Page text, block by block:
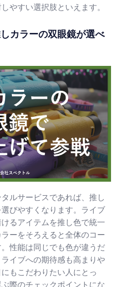
やすい選択肢といえます。
カラーの双眼鏡が選べ
ルサービスであれば、推し
びやすくなります。ライブ
るアイテムを推し色で統一
ーをそろえると全体のコー
性能は同じでも色が違うだ
イブへの期待感も高まりや
もこだわりたい人にとっ
際のチェックポイントにな